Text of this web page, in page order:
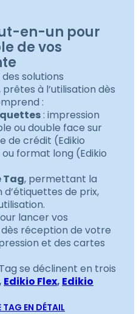
en-un pour
de vos
solutions
à l’utilisation dès
:
: impression
ou double face sur
de crédit (Edikio
format long (Edikio
Tag, permettant la
de prix,
lancer vos
réception de votre
et des cartes
se déclinent en trois
Edikio Flex, Edikio
EN DÉTAIL